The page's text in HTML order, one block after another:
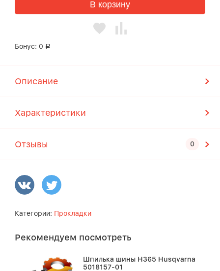
В корзину
Бонус: 0 Р
Описание
Характеристики
Отзывы
Категории: Прокладки
Рекомендуем посмотреть
Шпилька шины Н365 Husqvarna
5018157-01